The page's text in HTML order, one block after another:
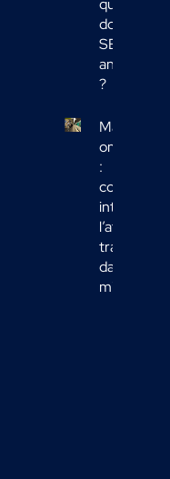
quelles
données
SEO
analyser
?
Marketing
omnicanal
:
comment
intégrer
l’affichage
transport
dans votre
mix média